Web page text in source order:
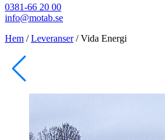
0381-66 20 00
info@motab.se
Hem /Leveranser/Vida Energi